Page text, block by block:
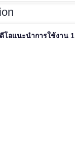
โอแนะนำการใช้งาน 1